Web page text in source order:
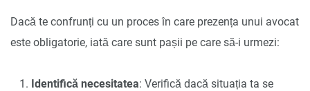
Dacă te confrunți cu un proces în care prezența unui avocat
este obligatorie, iată care sunt pașii pe care să-i urmezi:
Identifică necesitatea: Verifică dacă situația ta se